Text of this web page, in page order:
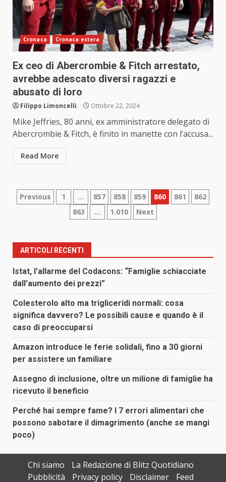
Cronaca Cronaca estera
Ex ceo di Abercrombie & Fitch arrestato,
avrebbe adescato diversi ragazzi e
abusato di loro
Filippo Limoncelli Ottobre 22, 2024
Mike Jeffries, 80 anni, ex amministratore delegato di
Abercrombie & Fitch, è finito in manette con l’accusa...
Read More
Paginazione
articoli
Previous 1 … 857 858 859 860 861
862
863
… 1.010 Next
ARTICOLI RECENTI
Istat, l’allarme del Codacons: “Famiglie schiacciate
dall’aumento dei prezzi”
Colesterolo alto ma trigliceridi normali: cosa
significa davvero? Le possibili cause e quando è il
caso di preoccuparsi
Amazon introduce le ferie solidali, fino a 30 giorni
per assistere un familiare
Assegno di inclusione, oltre un milione di famiglie ha
ricevuto il beneficio
Perché hai sempre fame? I 7 errori alimentari che
possono sabotare il dimagrimento (anche se mangi
poco)
Chi siamo
La Redazione di Blitz Quotidiano
Pubblicità
Privacy policy Disclaimer Feed